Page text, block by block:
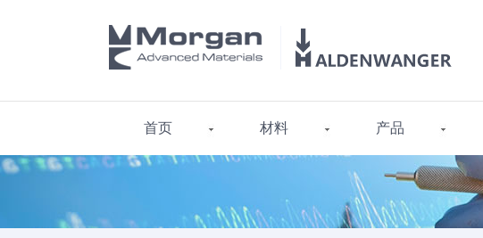
首页 材料 产品